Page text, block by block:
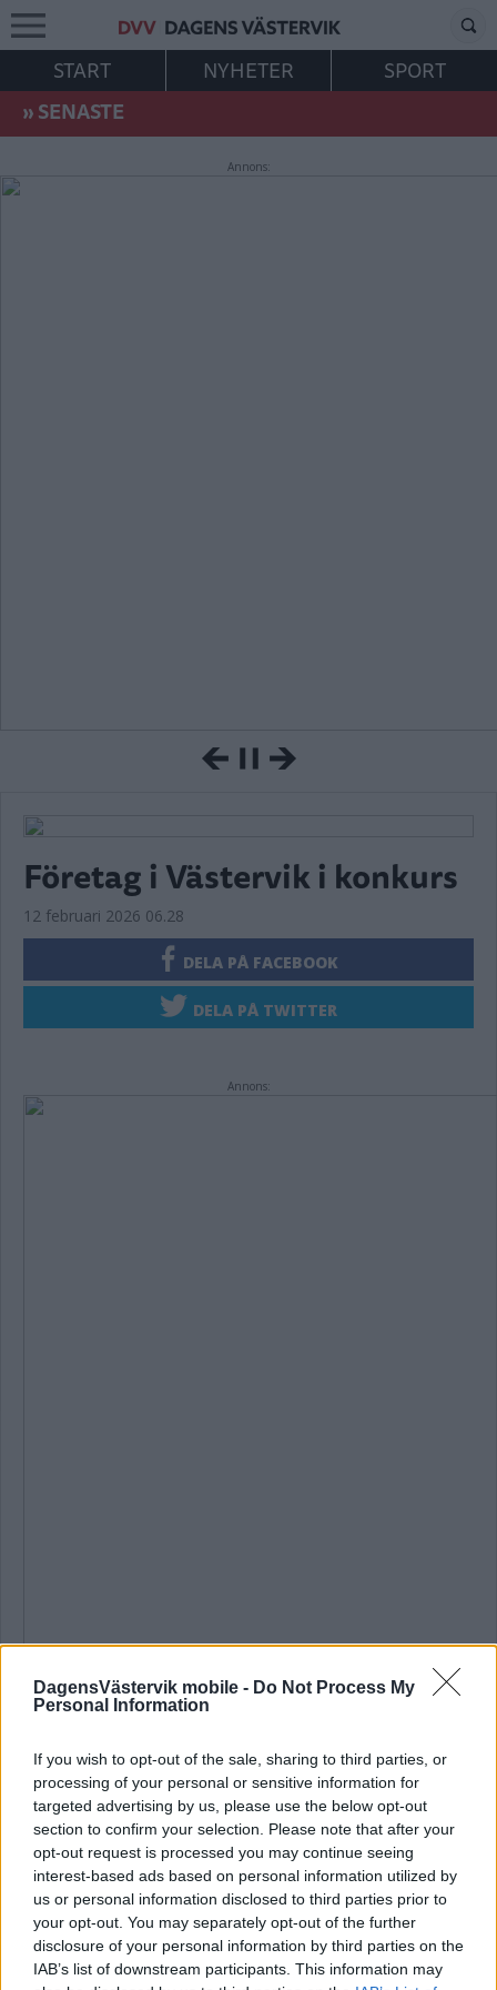
DagensVästervik mobile - Do Not Process My
Personal Information
If you wish to opt-out of the sale, sharing to third parties, or
processing of your personal or sensitive information for
targeted advertising by us, please use the below opt-out
section to confirm your selection. Please note that after your
opt-out request is processed you may continue seeing
interest-based ads based on personal information utilized by
us or personal information disclosed to third parties prior to
your opt-out. You may separately opt-out of the further
disclosure of your personal information by third parties on the
IAB’s list of downstream participants. This information may
START NYHETER
SPORT
»SENASTE
Annons:
Företag i Västervik i konkurs
12 februari 2026 06.28
DELA PÅ FACEBOOK
DELA PÅ TWITTER
Annons:
registrerades 24 mars 2022 och har haft sitt säte i Västervik.
Konkursen registrerades hos Bolagsverket och inleddes den
11 februari, enligt uppgifter från kreditupplysningsföretaget AB
Syna.
Beskrivningen av företaget har varit "Bolaget skall
tillhandahålla transporttjänster, flyttningar och magasinering
samt därmed förenlig verksamhet " och företaget har haft ett
aktiekapital på 25 000 kronor.
Totalt har fyra personer suttit i företagets ledning.